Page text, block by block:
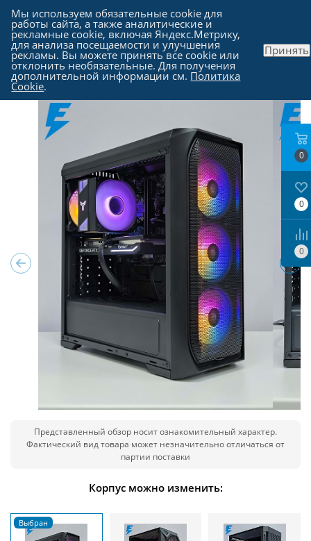
Каталог - Компьютеры в Москве
Представленный обзор носит ознакомительный характер.
Фактический вид товара может незначительно отличаться от
партии поставки
Корпус можно изменить:
0
0
0
Мы используем обязательные cookie для
работы сайта, а также аналитические и
рекламные cookie, включая Яндекс.Метрику,
для анализа посещаемости и улучшения
рекламы. Вы можете принять все cookie или
отклонить необязательные. Для получения
дополнительной информации см. Политика
Cookie.
Принять